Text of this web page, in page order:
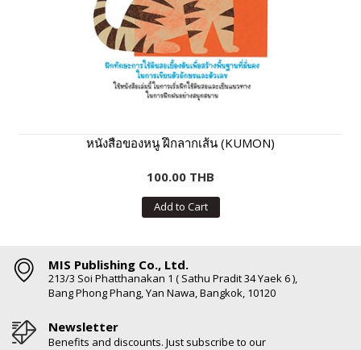
หนังสือของหนู ฝึกลากเส้น (KUMON)
100.00 THB
Add to Cart
MIS Publishing Co., Ltd.
213/3 Soi Phatthanakan 1 ( Sathu Pradit 34 Yaek 6 ),
Bang Phong Phang, Yan Nawa, Bangkok, 10120
Newsletter
Benefits and discounts. Just subscribe to our